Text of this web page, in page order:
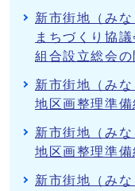
新市街地（み
まちづくり協
組合設立総会の
新市街地（み
地区画整理準
新市街地（み
地区画整理準
新市街地（み